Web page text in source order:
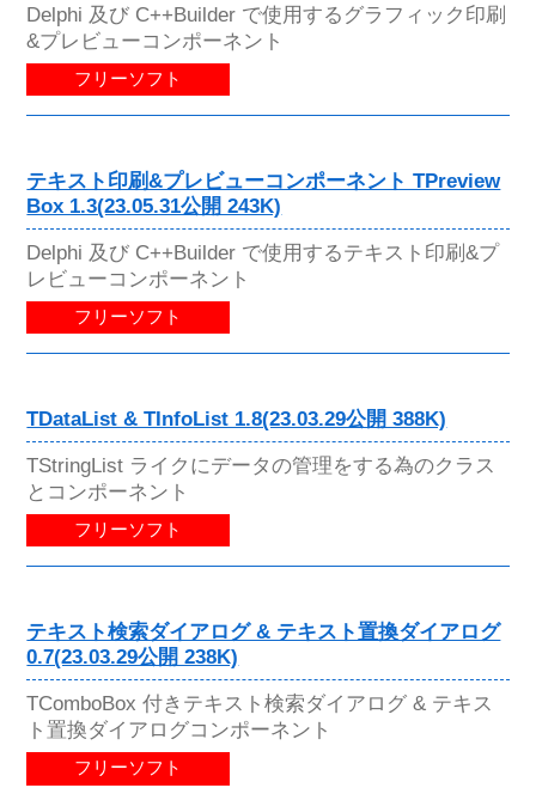
Delphi 及び C++Builder で使用するグラフィック印刷
&プレビューコンポーネント
フリーソフト
テキスト印刷&プレビューコンポーネント TPreview
Box 1.3(23.05.31公開 243K)
Delphi 及び C++Builder で使用するテキスト印刷&プ
レビューコンポーネント
フリーソフト
TDataList & TInfoList 1.8(23.03.29公開 388K)
TStringList ライクにデータの管理をする為のクラス
とコンポーネント
フリーソフト
テキスト検索ダイアログ & テキスト置換ダイアログ
0.7(23.03.29公開 238K)
TComboBox 付きテキスト検索ダイアログ & テキス
ト置換ダイアログコンポーネント
フリーソフト